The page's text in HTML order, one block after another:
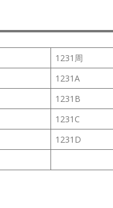
1231周
1231A
1231B
1231C
1231D